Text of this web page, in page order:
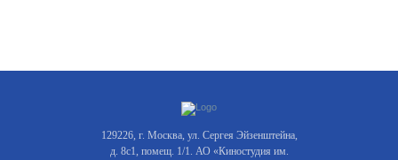
129226, г. Москва, ул. Сергея Эйзенштейна,
д. 8с1, помещ. 1/1. АО «Киностудия им.